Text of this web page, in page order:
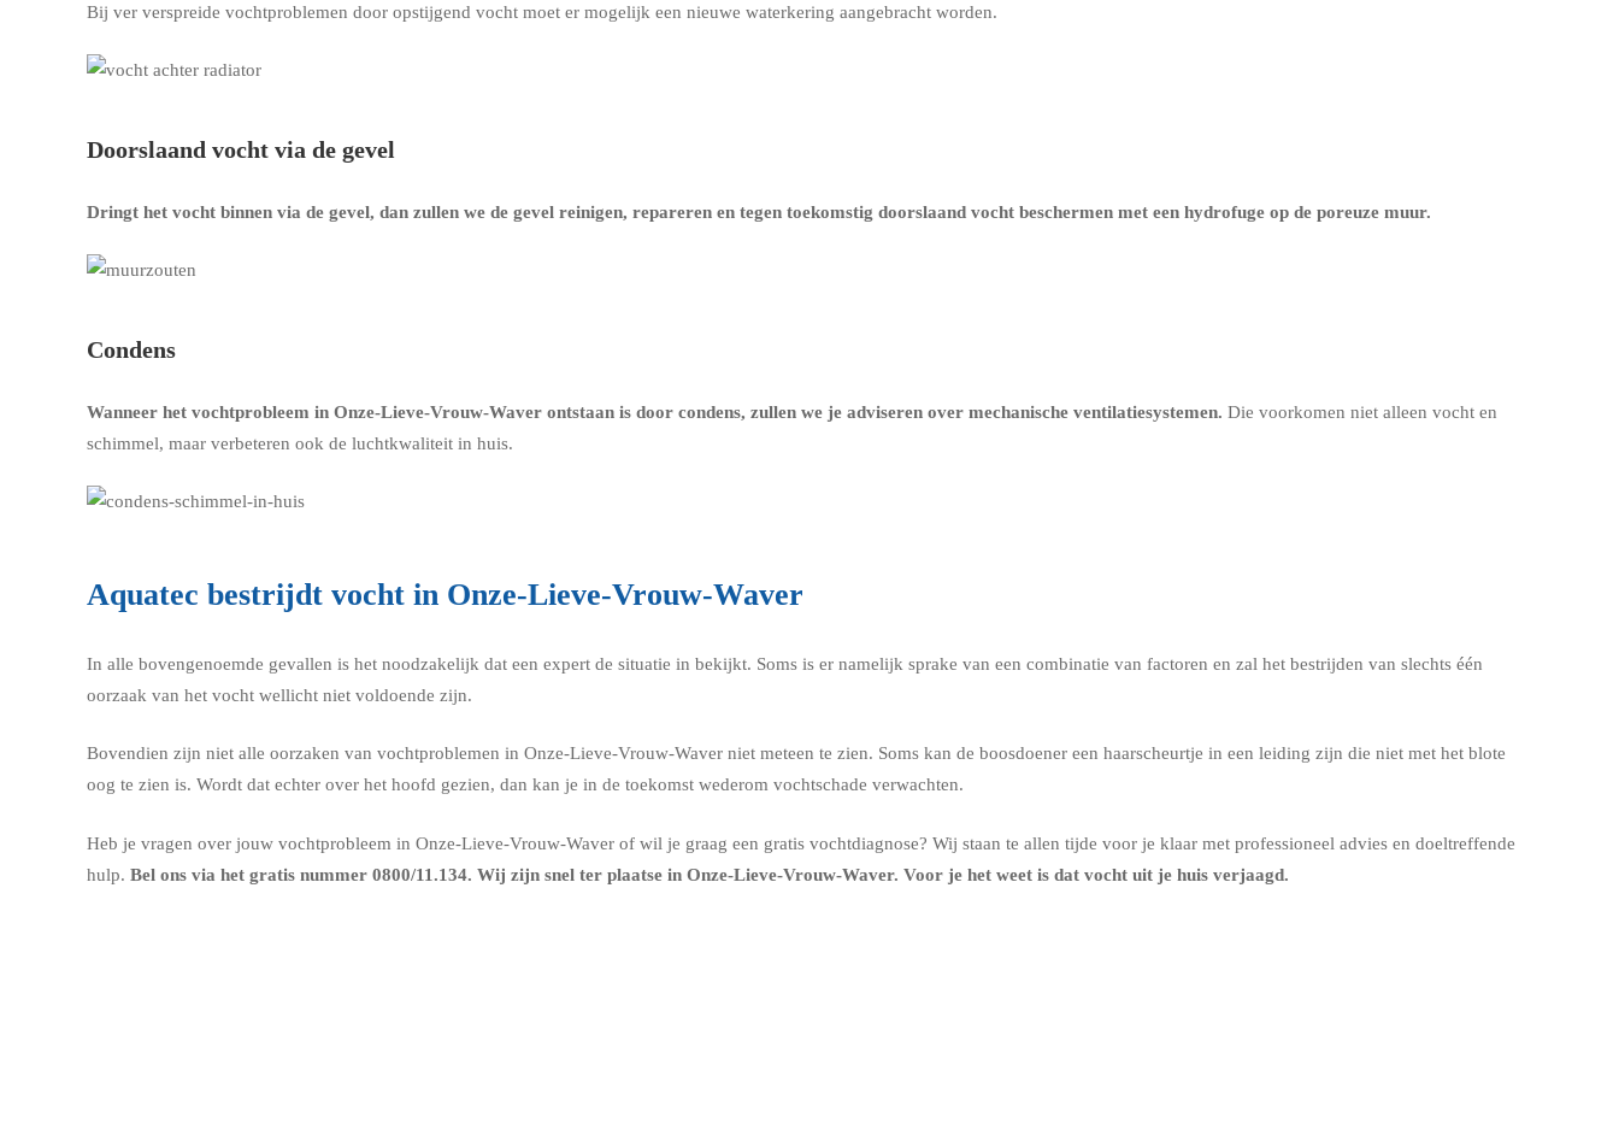
Bij ver verspreide vochtproblemen door opstijgend vocht moet er mogelijk een nieuwe waterkering aangebracht worden.
Doorslaand vocht via de gevel
Dringt het vocht binnen via de gevel, dan zullen we de gevel reinigen, repareren en tegen toekomstig doorslaand vocht beschermen met een hydrofuge op de poreuze muur.
Condens
Wanneer het vochtprobleem in Onze-Lieve-Vrouw-Waver ontstaan is door condens, zullen we je adviseren over mechanische ventilatiesystemen. Die voorkomen niet alleen vocht en
schimmel, maar verbeteren ook de luchtkwaliteit in huis.
Aquatec bestrijdt vocht in Onze-Lieve-Vrouw-Waver
In alle bovengenoemde gevallen is het noodzakelijk dat een expert de situatie in bekijkt. Soms is er namelijk sprake van een combinatie van factoren en zal het bestrijden van slechts één
oorzaak van het vocht wellicht niet voldoende zijn.
Bovendien zijn niet alle oorzaken van vochtproblemen in Onze-Lieve-Vrouw-Waver niet meteen te zien. Soms kan de boosdoener een haarscheurtje in een leiding zijn die niet met het blote
oog te zien is. Wordt dat echter over het hoofd gezien, dan kan je in de toekomst wederom vochtschade verwachten.
Heb je vragen over jouw vochtprobleem in Onze-Lieve-Vrouw-Waver of wil je graag een gratis vochtdiagnose? Wij staan te allen tijde voor je klaar met professioneel advies en doeltreffende
hulp. Bel ons via het gratis nummer 0800/11.134. Wij zijn snel ter plaatse in Onze-Lieve-Vrouw-Waver. Voor je het weet is dat vocht uit je huis verjaagd.